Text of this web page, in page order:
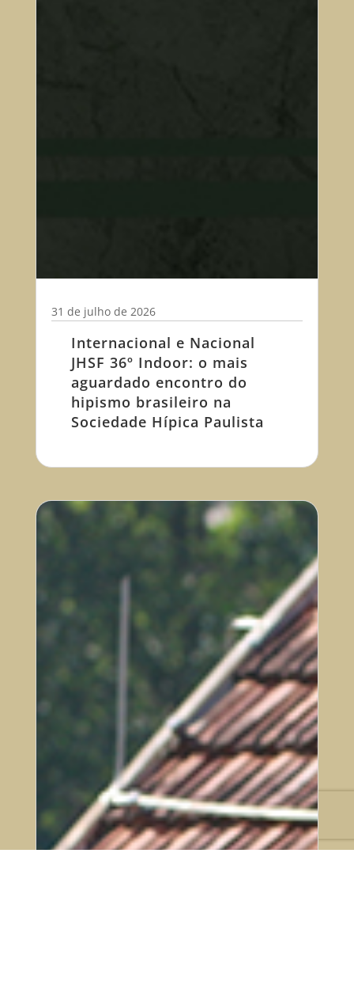
Internacional e Nacional
JHSF 36º Indoor: o mais
aguardado encontro do
hipismo brasileiro na
Sociedade Hípica Paulista
31 de julho de 2026